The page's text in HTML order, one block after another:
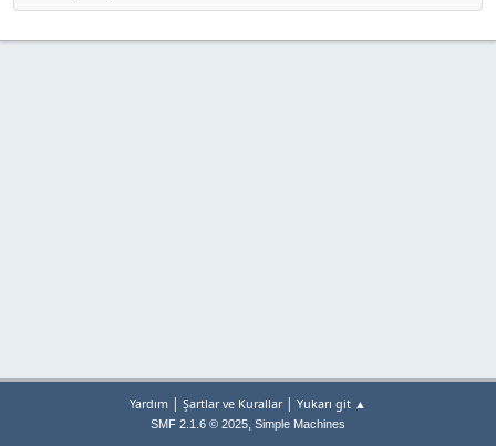
Yardım | Şartlar ve Kurallar| Yukarı git ▲
SMF 2.1.6 © 2025, Simple Machines